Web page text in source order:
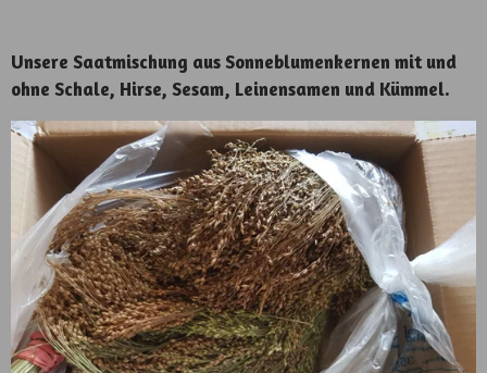
Unsere Saatmischung aus Sonneblumenkernen mit und
ohne Schale, Hirse, Sesam, Leinensamen und Kümmel.